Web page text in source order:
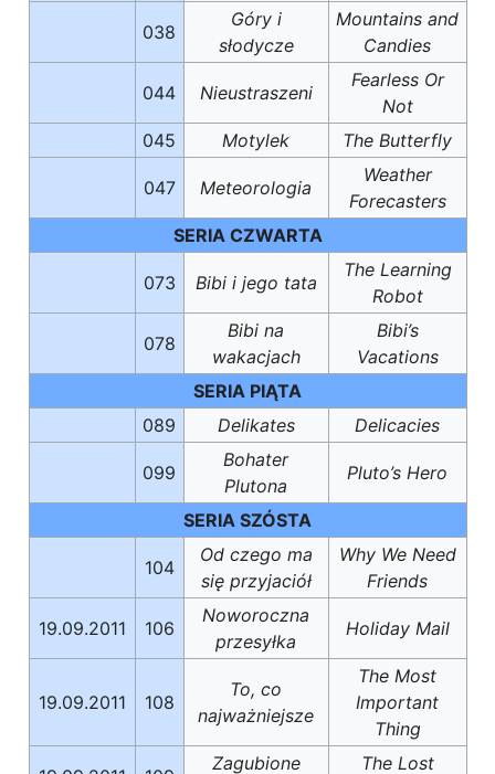
038
Góry i
słodycze
Mountains and
Candies
044 Nieustraszeni
Fearless Or
Not
045
Motylek The Butterfly
047 Meteorologia
Weather
Forecasters
SERIA CZWARTA
073 Bibi i jego tata
The Learning
Robot
078
Bibi na
wakacjach
Bibi’s
Vacations
SERIA PIĄTA
089
Delikates Delicacies
099
Bohater
Plutona
Pluto’s Hero
SERIA SZÓSTA
104
Od czego ma
się przyjaciół
Why We Need
Friends
19.09.2011 106
Noworoczna
przesyłka
Holiday Mail
19.09.2011 108
To, co
najważniejsze
The Most
Important
Thing
Zagubione
The Lost